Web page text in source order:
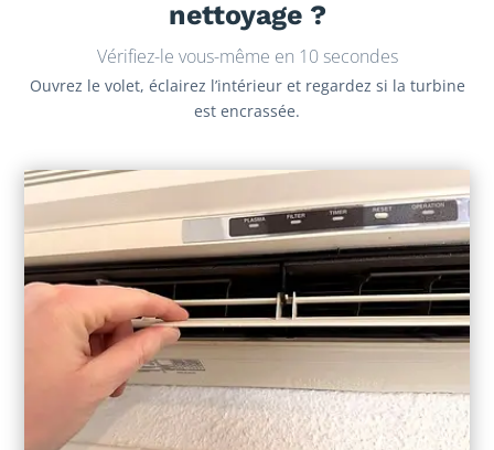
nettoyage ?
Vérifiez-le vous-même en 10 secondes
Ouvrez le volet, éclairez l’intérieur et regardez si la turbine
est encrassée.